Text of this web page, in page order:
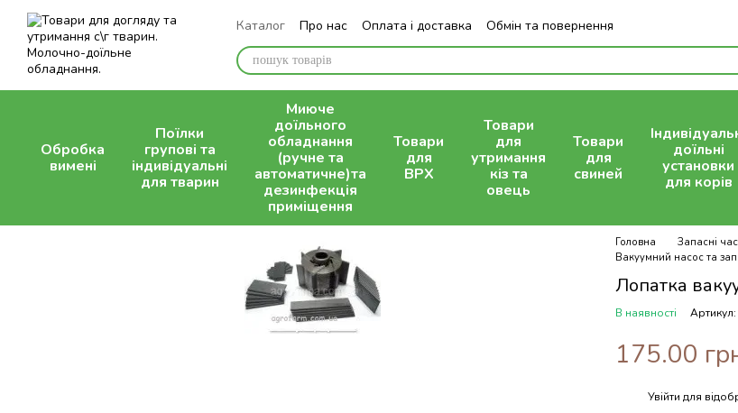
Перейти до основного контенту
Каталог Про нас Оплата і доставка
Обмін та повернення
Контактна інформація
Блог
Обробка
вимені
Поїлки
групові та
індивідуальні
для тварин
Миюче
доїльного
обладнання
(ручне та
автоматичне)та
дезинфекція
приміщення
Товари
для
ВРХ
Товари
для
утримання
кіз та
овець
Товари
для
свиней
доїльні
установки
для корів
Головна
Запасні
Вакуумний насос та
Лопатка
В наявності
175.00
Увійти для